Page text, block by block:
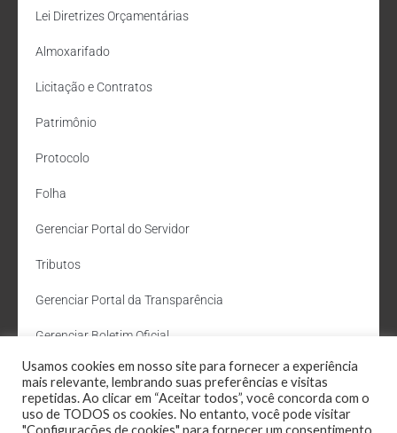
Lei Diretrizes Orçamentárias
Almoxarifado
Licitação e Contratos
Patrimônio
Protocolo
Folha
Gerenciar Portal do Servidor
Tributos
Gerenciar Portal da Transparência
Gerenciar Boletim Oficial
Departamento de Água e Esgoto
Administração Site
Usamos cookies em nosso site para fornecer a experiência
mais relevante, lembrando suas preferências e visitas
repetidas. Ao clicar em “Aceitar todos”, você concorda com o
uso de TODOS os cookies. No entanto, você pode visitar
"Configurações de cookies" para fornecer um consentimento